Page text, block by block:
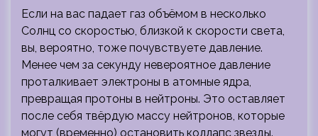
Если на вас падает газ объёмом в несколько
Солнц со скоростью, близкой к скорости света,
вы, вероятно, тоже почувствуете давление.
Менее чем за секунду невероятное давление
проталкивает электроны в атомные ядра,
превращая протоны в нейтроны. Это оставляет
после себя твёрдую массу нейтронов, которые
могут (временно) остановить коллапс звезды.